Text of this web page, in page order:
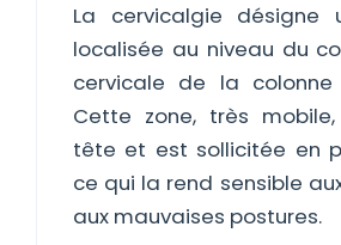
La cervicalgie désigne
localisée au niveau du
cervicale de la colonne
Cette zone, très
tête et est sollicitée en
ce qui la rend sensible
aux mauvaises postures.